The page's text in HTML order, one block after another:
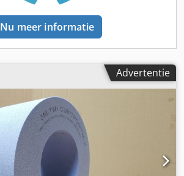
Nu meer informatie
Advertentie